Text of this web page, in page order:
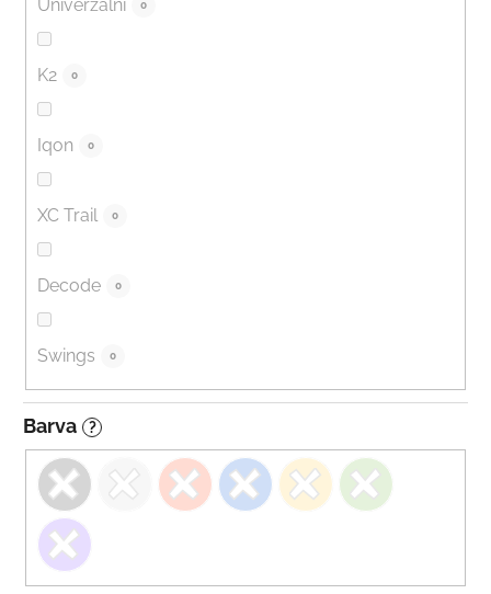
Univerzální 0
K2 0
Iqon 0
XC Trail 0
Decode 0
Swings 0
Barva ?